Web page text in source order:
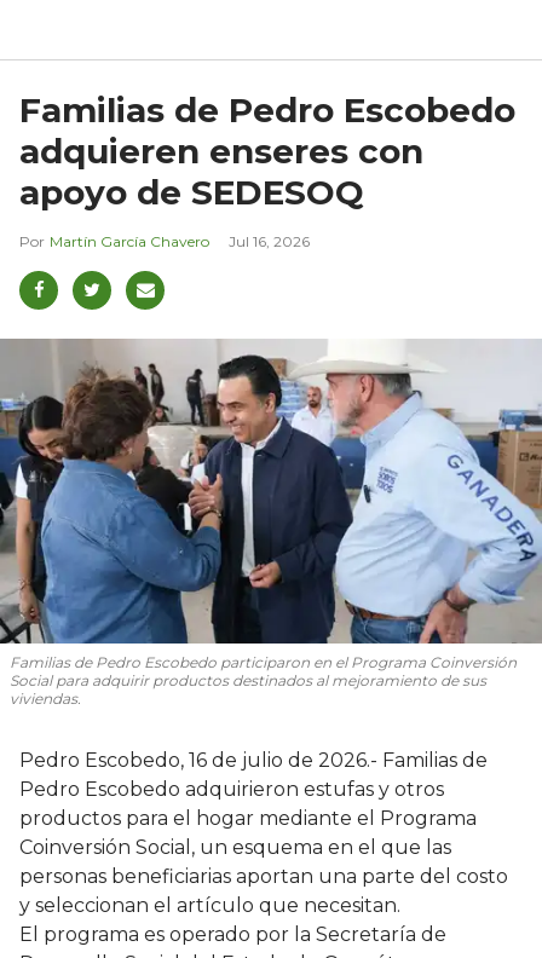
Familias de Pedro Escobedo
adquieren enseres con
apoyo de SEDESOQ
Martín García Chavero Jul 16, 2026
Familias de Pedro Escobedo participaron en el Programa Coinversión
Social para adquirir productos destinados al mejoramiento de sus
viviendas.
Pedro Escobedo, 16 de julio de 2026.- Familias de
Pedro Escobedo adquirieron estufas y otros
productos para el hogar mediante el Programa
Coinversión Social, un esquema en el que las
personas beneficiarias aportan una parte del costo
y seleccionan el artículo que necesitan.
El programa es operado por la Secretaría de